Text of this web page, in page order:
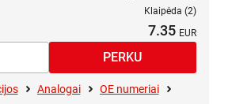
Klaipėda (2)
7.35
Analogai
OE numeriai